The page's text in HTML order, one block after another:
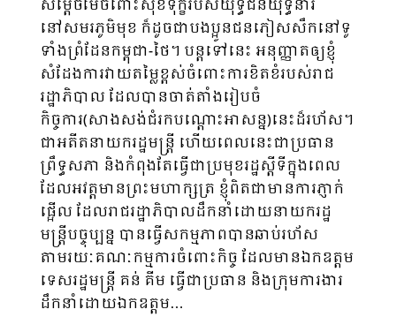
សម្ដេចម៉ែចំពោះសុខទុក្ខរបស់យុទ្ធជនយុទ្ធនារី
នៅសមរភូមិមុខ ក៏ដូចជាបងប្អូនជនភៀសសឹកនៅទូ
ទាំងព្រំដែនកម្ពុជា-ថៃ។ បន្តទៅនេះ អនុញ្ញាតឲ្យខ្ញុំ
សំដែងការវាយតម្លៃខ្ពស់ចំពោះការខិតខំរបស់រាជ
រដ្ឋាភិបាល ដែលបានចាត់តាំងរៀបចំ
កិច្ចការ(សាងសង់ជំរកបណ្តោះអាសន្ន)នេះដ៏រហ័ស។
ជាអតីតនាយករដ្ឋមន្ត្រី ហើយពេលនេះជាប្រ​ធាន
ព្រឹទ្ធសភា និងកំពុងតែធ្វើជាប្រមុខរដ្ឋស្ដីទីក្នុងពេល
ដែលអវត្តមានព្រះមហាក្សត្រ ខ្ញុំពិតជាមានការភ្ញាក់
ផ្អើល ដែលរាជរដ្ឋាភិបាលដឹកនាំដោយនាយករដ្ឋ
មន្ត្រីបច្ចុប្បន្ន បានធ្វើសកម្មភាពបានឆាប់រហ័ស
តាមរយៈគណៈកម្មការចំពោះកិច្ច ដែលមានឯកឧត្ដម
ទេសរដ្ឋមន្ត្រី គន់ គីម ធ្វើជាប្រធាន និងក្រុមការងារ
ដឹកនាំដោយឯកឧត្ដម…